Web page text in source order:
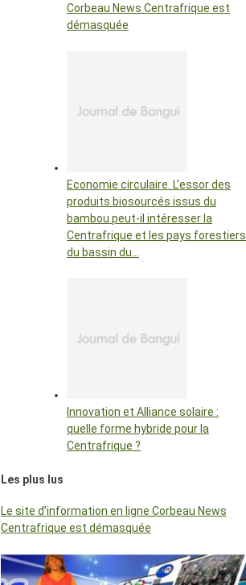
Corbeau News Centrafrique est
démasquée
Economie circulaire. L’essor des
produits biosourcés issus du
bambou peut-il intéresser la
Centrafrique et les pays forestiers
du bassin du…
Innovation et Alliance solaire :
quelle forme hybride pour la
Centrafrique ?
Les plus lus
Le site d’information en ligne Corbeau News
Centrafrique est démasquée